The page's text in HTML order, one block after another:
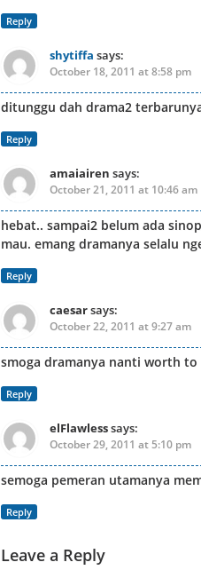
Reply
shytiffa says:
October 18, 2011 at 8:58 pm
ditunggu dah drama2
Reply
amaiairen says:
October 21, 2011 at 10:46 am
hebat.. sampai2 belum ada
mau. emang dramanya selalu
Reply
caesarsays:
October 22, 2011 at 9:27 am
smoga dramanya nanti worth
Reply
elFlawlesssays:
October 29, 2011 at 5:10 pm
semoga pemeran utamanya
Reply
Leave a Reply